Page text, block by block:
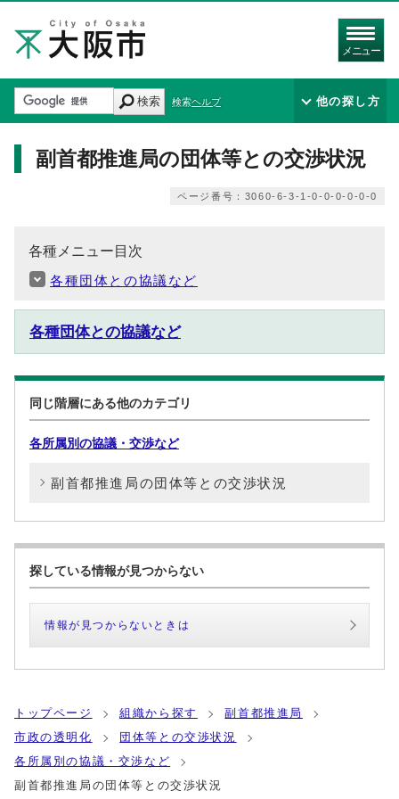
メニュー
検索 検索ヘルプ 他の探し方
副首都推進局の団体等との交渉状況
ページ番号：3060-6-3-1-0-0-0-0-0-0
各種メニュー目次
各種団体との協議など
各種団体との協議など
同じ階層にある他のカテゴリ
各所属別の協議・交渉など
副首都推進局の団体等との交渉状況
探している情報が見つからない
情報が見つからないときは
トップページ 組織から探す
副首都推進局
市政の透明化
団体等との交渉状況
各所属別の協議・交渉など
副首都推進局の団体等との交渉状況